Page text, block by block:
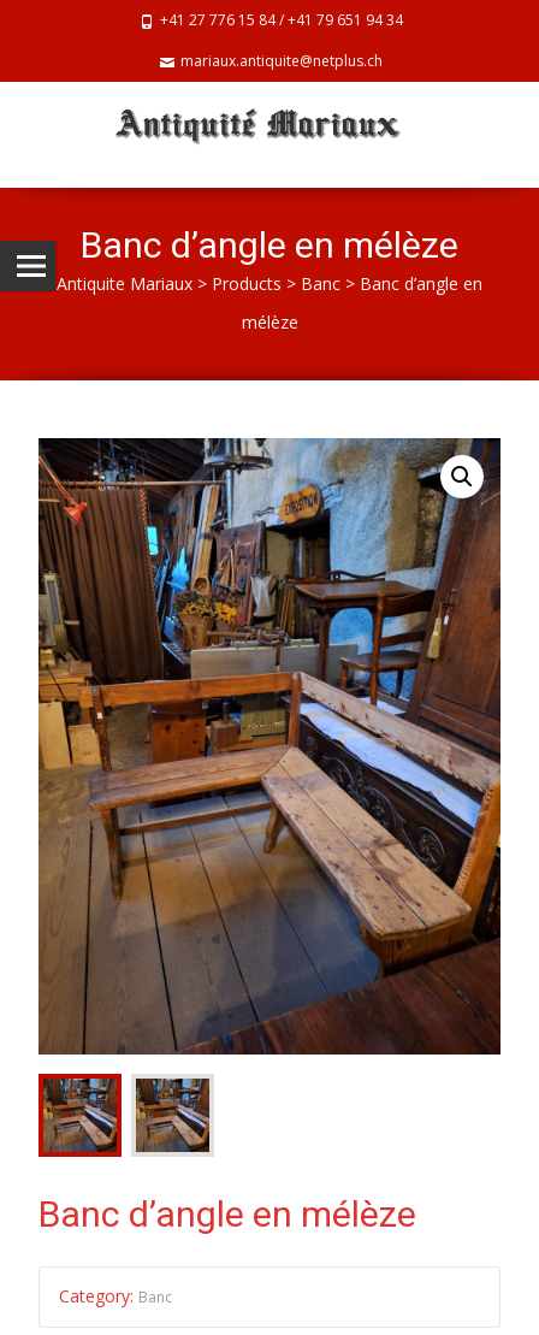
+41 27 776 15 84 / +41 79 651 94 34
mariaux.antiquite@netplus.ch
Banc d’angle en mélèze
Antiquite Mariaux > Products > Banc > Banc d’angle en
mélèze
Banc d’angle en mélèze
Category: Banc